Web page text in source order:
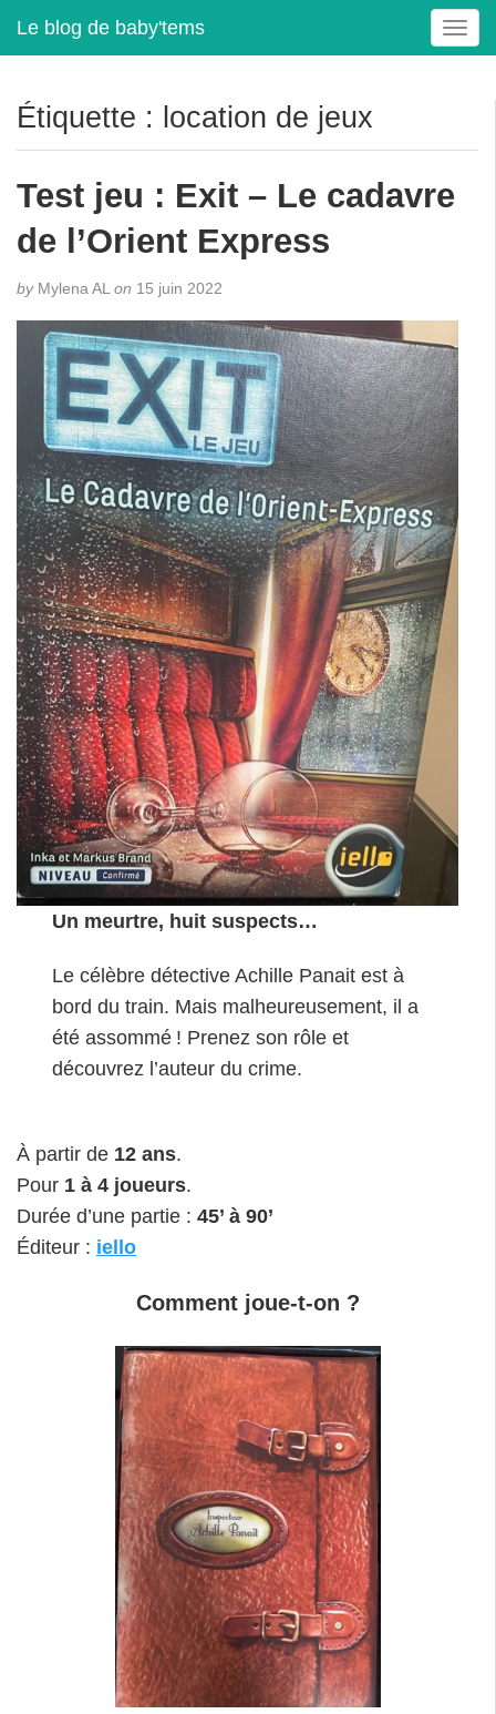
Le blog de baby'tems
T
o
e
a
t
i
o
n
Étiquette : location de jeux
Test jeu : Exit – Le cadavre
de l’Orient Express
byMylena AL on 15 juin 2022
Un meurtre, huit suspects…
Le célèbre détective Achille Panait est à
bord du train. Mais malheureusement, il a
été assommé ! Prenez son rôle et
découvrez l’auteur du crime.
À partir de 12 ans.
Pour 1 à 4 joueurs.
Durée d’une partie : 45’ à 90’
Éditeur : iello
Comment joue-t-on ?